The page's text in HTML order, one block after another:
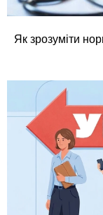
Як зрозуміти